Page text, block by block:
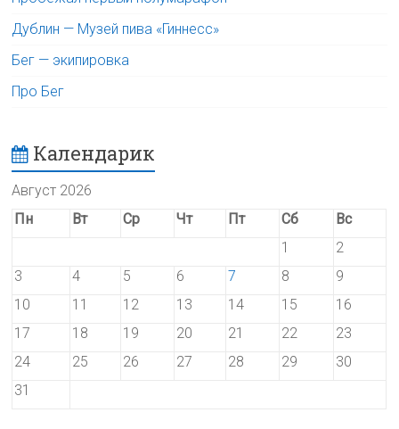
Дублин — Музей пива «Гиннесс»
Бег — экипировка
Про Бег
Календарик
Август 2026
Пн
Вт Ср Чт Пт Сб
Вс
1
2
3
4 5 6 7 8
9
10
11 12 13 14 15
16
17
18 19 20 21 22
23
24
25 26 27 28 29
30
31